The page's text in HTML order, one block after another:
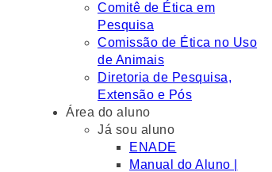
Comitê de Ética em
Pesquisa
Comissão de Ética no Uso
de Animais
Diretoria de Pesquisa,
Extensão e Pós
Área do aluno
Já sou aluno
ENADE
Manual do Aluno |